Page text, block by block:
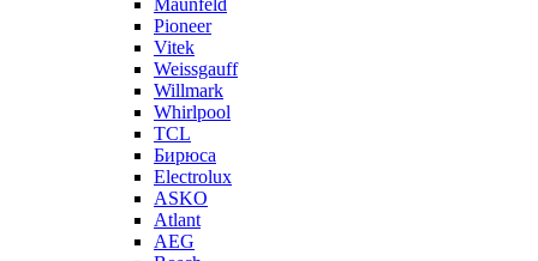
Maunfeld
Pioneer
Vitek
Weissgauff
Willmark
Whirlpool
TCL
Бирюса
Electrolux
ASKO
Atlant
AEG